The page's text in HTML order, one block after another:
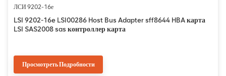
ЛСИ 9202-16е
LSI 9202-16e LSI00286 Host Bus Adapter sff8644 HBA карта
LSI SAS2008 sas контроллер карта
Просмотреть Подробности